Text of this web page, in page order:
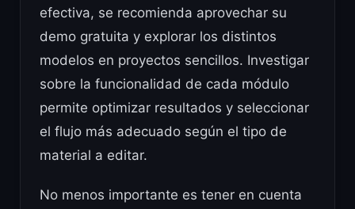
efectiva, se recomienda aprovechar su
demo gratuita y explorar los distintos
modelos en proyectos sencillos. Investigar
sobre la funcionalidad de cada módulo
permite optimizar resultados y seleccionar
el flujo más adecuado según el tipo de
material a editar.
No menos importante es tener en cuenta